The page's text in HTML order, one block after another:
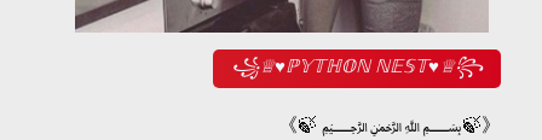
꧁♕♥ℙ𝕐𝕋ℍ𝕆ℕ ℕ𝔼𝕊𝕋♥♕꧂
《🍃 ﷽🍃》